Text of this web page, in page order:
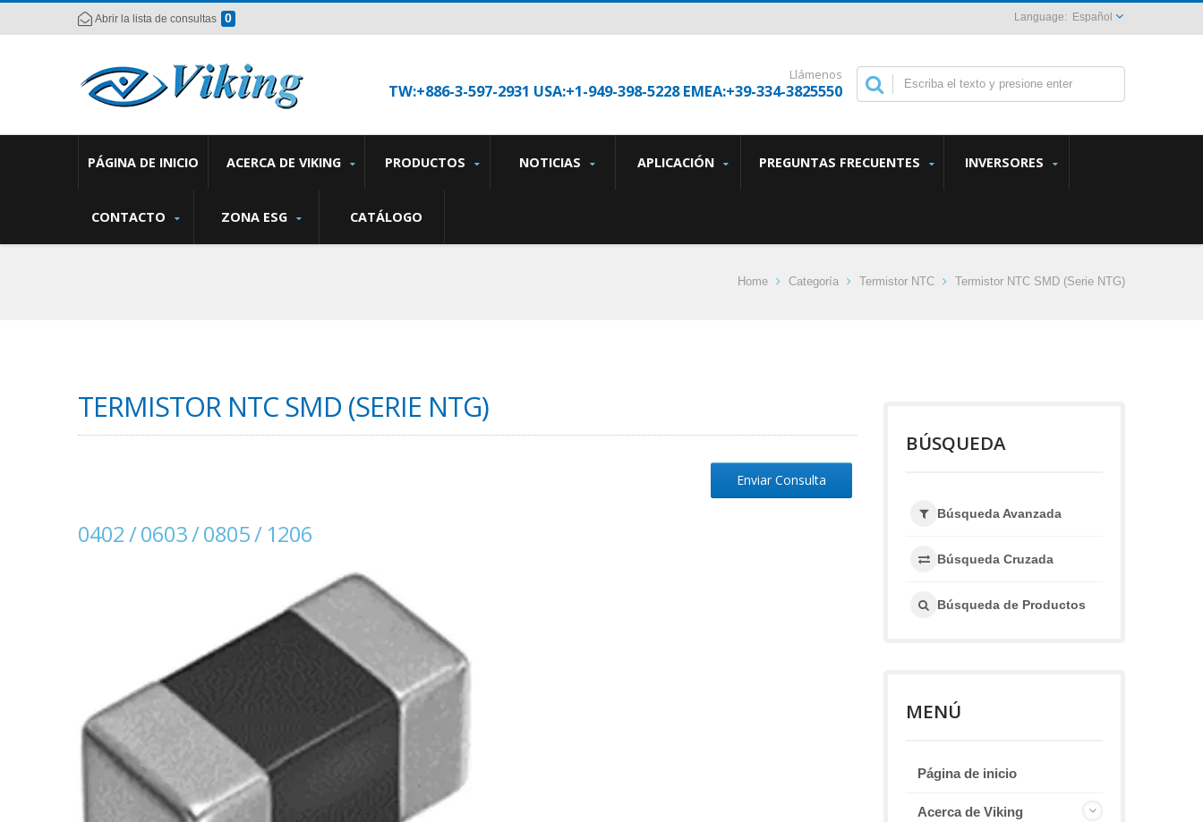
Abrir la lista de consultas 0 Español
Llámenos
TW:+886-3-597-2931 USA:+1-949-398-5228 EMEA:+39-334-3825550
PÁGINA DE INICIO ACERCA DE VIKING PRODUCTOS NOTICIAS APLICACIÓN PREGUNTAS FRECUENTES INVERSORES
CONTACTO ZONA ESG CATÁLOGO
Home Categoría Termistor NTC Termistor NTC SMD (Serie NTG)
TERMISTOR NTC SMD (SERIE NTG)
Enviar Consulta
0402 / 0603 / 0805 / 1206
BÚSQUEDA
Búsqueda Avanzada
Búsqueda Cruzada
Búsqueda de Productos
MENÚ
Página de inicio
Acerca de Viking